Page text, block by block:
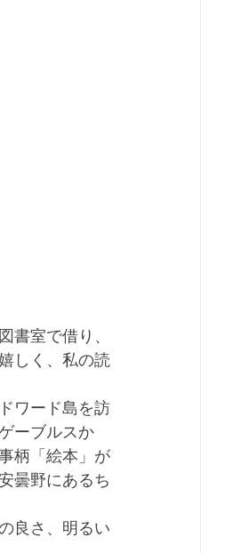
書室で借り、
しく、私の読
ワード島を訪
ーブルスか
柄「絵本」が
曇野にあるち
良さ、明るい